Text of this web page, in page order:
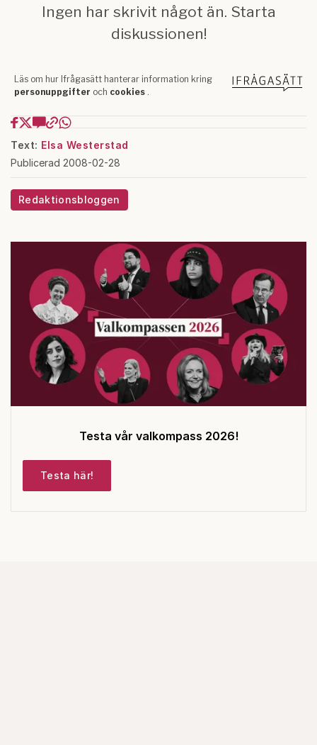
Text: Elsa Westerstad
Publicerad 2008-02-28
Redaktionsbloggen
Testa vår valkompass 2026!
Testa här!